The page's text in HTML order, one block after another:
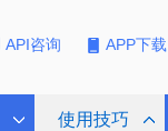
API咨询 APP下载
使用技巧